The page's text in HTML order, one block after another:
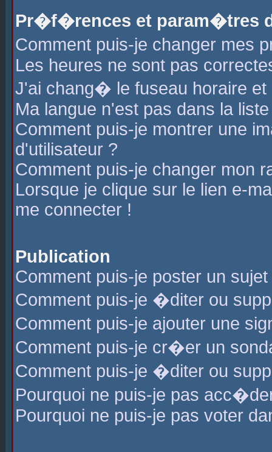
Pr�f�rences et param�tres
Comment puis-je changer mes
Les heures ne sont pas
J'ai chang� le fuseau horaire
Ma langue n'est pas dans la
Comment puis-je montrer une
d'utilisateur ?
Comment puis-je changer mon
Lorsque je clique sur le lien e-
me connecter !
Publication
Comment puis-je poster un
Comment puis-je �diter ou
Comment puis-je ajouter une
Comment puis-je cr�er un
Comment puis-je �diter ou
Pourquoi ne puis-je pas
Pourquoi ne puis-je pas voter